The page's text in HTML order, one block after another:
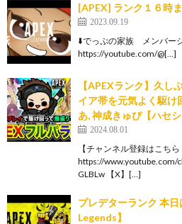
[APEX] ランク１６時
2023.09.19
⬇️でっぷの家族 メンバー
https://youtube.com/@[…]
【APEXランク】久し
イア帯を元気よく駆
あ, 神成きゅぴ【ハセ
2024.08.01
【チャンネル登録はこちら
https://www.youtube.com/
GLBLw 【X】[…]
プレデターランク 本
Legends】